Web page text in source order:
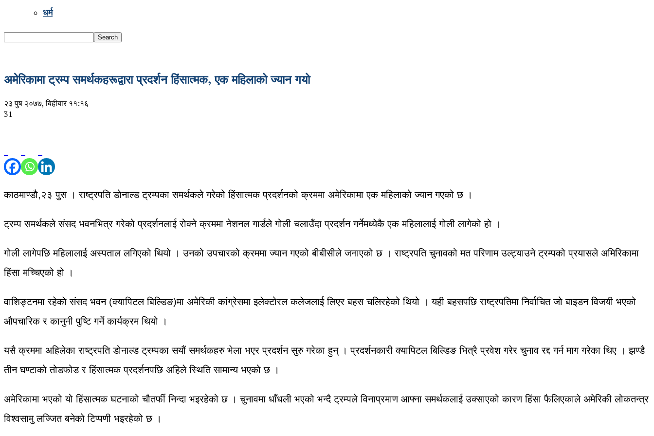
धर्म
अमेरिकामा ट्रम्प समर्थकहरूद्वारा प्रदर्शन हिंसात्मक, एक महिलाको ज्यान गयो
२३ पुष २०७७, बिहीबार ११:१६
31
काठमाण्डाै,२३ पुस । राष्ट्रपति डोनाल्ड ट्रम्पका समर्थकले गरेको हिंसात्मक प्रदर्शनको क्रममा अमेरिकामा एक महिलाको ज्यान गएको छ ।
ट्रम्प समर्थकले संसद भवनभित्र गरेको प्रदर्शनलाई रोक्ने क्रममा नेशनल गार्डले गोली चलाउँदा प्रदर्शन गर्नेमध्येकै एक महिलालाई गोली लागेको हो ।
गोली लागेपछि महिलालाई अस्पताल लगिएको थियो । उनको उपचारको क्रममा ज्यान गएको बीबीसीले जनाएको छ । राष्ट्रपति चुनावको मत परिणाम उल्ट्याउने ट्रम्पको प्रयासले अमिरिकामा
हिंसा मच्चिएको हो ।
वाशिङ्टनमा रहेकाे संसद भवन (क्यापिटल बिल्डिङ)मा अमेरिकी कांग्रेसमा इलेक्टोरल कलेजलाई लिएर बहस चलिरहेको थियो । यही बहसपछि राष्ट्रपतिमा निर्वाचित जो बाइडन विजयी भएको
औपचारिक र कानुनी पुष्टि गर्ने कार्यक्रम थियो ।
यसै क्रममा अहिलेका राष्ट्रपति डोनाल्ड ट्रम्पका सयौं समर्थकहरु भेला भएर प्रदर्शन सुरु गरेका हुन् । प्रदर्शनकारी क्यापिटल बिल्डिङ भित्रै प्रवेश गरेर चुनाव रद्द गर्न माग गरेका थिए । झण्डै
तीन घण्टाको तोडफोड र हिंसात्मक प्रदर्शनपछि अहिले स्थिति सामान्य भएको छ ।
अमेरिकामा भएको यो हिंसात्मक घटनाको चौतर्फी निन्दा भइरहेको छ । चुनावमा धाँधली भएको भन्दै ट्रम्पले विनाप्रमाण आफ्ना समर्थकलाई उक्साएको कारण हिंसा फैलिएकाले अमेरिकी लोकतन्त्र
विश्वसामु लज्जित बनेको टिप्पणी भइरहेको छ ।